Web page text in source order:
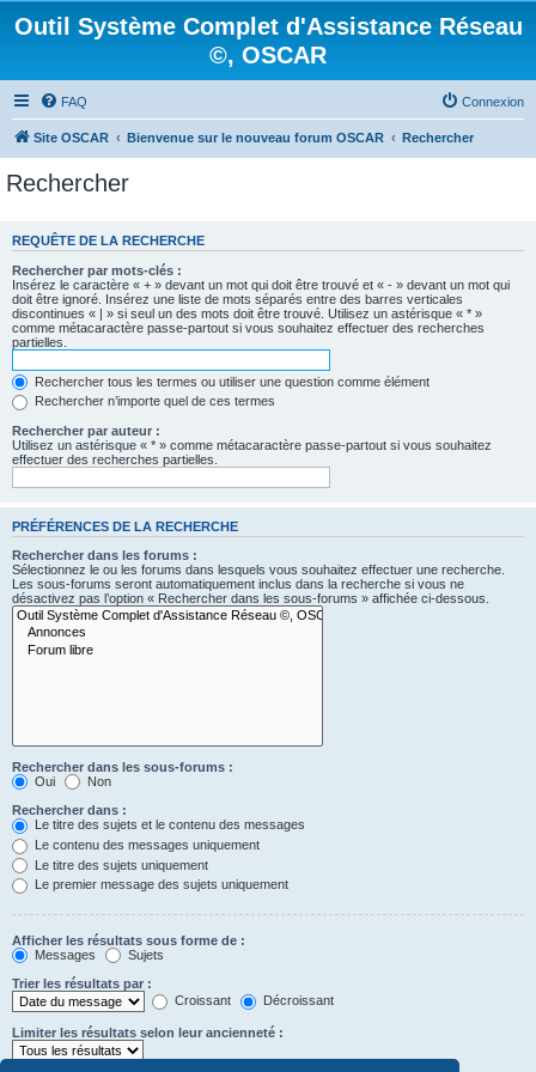
Outil Système Complet d'Assistance Réseau
©, OSCAR
FAQ Connexion
Site OSCAR Bienvenue sur le nouveau forum OSCAR Rechercher
Rechercher
REQUÊTE DE LA RECHERCHE
Rechercher par mots-clés :
Insérez le caractère « + » devant un mot qui doit être trouvé et « - » devant un mot qui
doit être ignoré. Insérez une liste de mots séparés entre des barres verticales
discontinues « | » si seul un des mots doit être trouvé. Utilisez un astérisque « * »
comme métacaractère passe-partout si vous souhaitez effectuer des recherches
partielles.
Rechercher tous les termes ou utiliser une question comme élément
Rechercher n’importe quel de ces termes
Rechercher par auteur :
Utilisez un astérisque « * » comme métacaractère passe-partout si vous souhaitez
effectuer des recherches partielles.
PRÉFÉRENCES DE LA RECHERCHE
Rechercher dans les forums :
Sélectionnez le ou les forums dans lesquels vous souhaitez effectuer une recherche.
Les sous-forums seront automatiquement inclus dans la recherche si vous ne
désactivez pas l’option « Rechercher dans les sous-forums » affichée ci-dessous.
Rechercher dans les sous-forums :
Oui
Non
Rechercher dans :
Le titre des sujets et le contenu des messages
Le contenu des messages uniquement
Le titre des sujets uniquement
Le premier message des sujets uniquement
Afficher les résultats sous forme de :
Messages
Sujets
Trier les résultats par :
Croissant
Décroissant
Limiter les résultats selon leur ancienneté :